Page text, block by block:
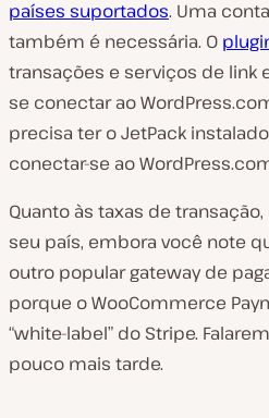
países suportados. Uma
também é necessária. O
transações e serviços de link
se conectar ao
precisa ter o JetPack
conectar-se ao
Quanto às taxas de
seu país, embora você note
outro popular gateway de
porque o WooCommerce
“white-label” do Stripe.
pouco mais tarde.